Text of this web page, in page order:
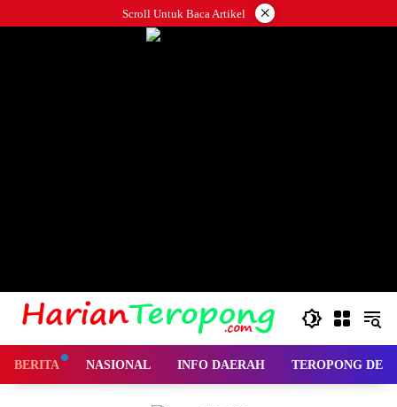
ke
Scroll Untuk Baca Artikel ×
BERITA NASIONAL INFO DAERAH TEROPONG